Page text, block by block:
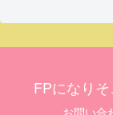
FPになり